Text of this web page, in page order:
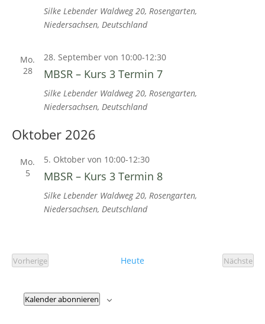
Silke Lebender Waldweg 20, Rosengarten,
Niedersachsen, Deutschland
Mo.
28
MBSR – Kurs 3 Termin 7
28. September von 10:00-12:30
Silke Lebender Waldweg 20, Rosengarten,
Niedersachsen, Deutschland
Oktober 2026
Mo.
5
MBSR – Kurs 3 Termin 8
5. Oktober von 10:00-12:30
Silke Lebender Waldweg 20, Rosengarten,
Niedersachsen, Deutschland
Vorherige
Veranstaltungen
Heute
Nächste
Kalender abonnieren